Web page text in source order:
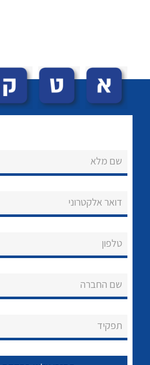
הצוות שלנו
צור קשר
לכל מוצרי היצרן
לכל מוצרי היצרן
שם מלא
דואר אלקטרוני
טלפון
שם החברה
תפקיד